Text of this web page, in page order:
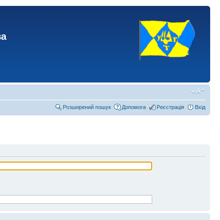
Розширений пошук Допомога Реєстрація Вхід